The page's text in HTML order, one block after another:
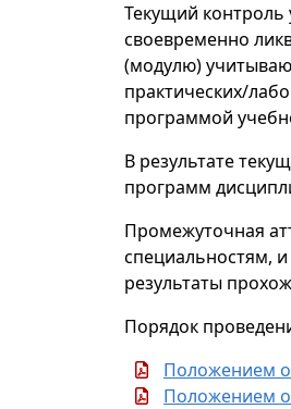
Текущий контроль
своевременно
(модулю)
практических/
программой
В результате
программ
Промежуточная
специальностям,
результаты
Порядок
Положением о
Положением